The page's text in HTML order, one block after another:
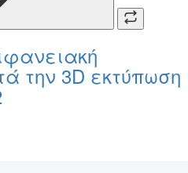
την 3D εκτύπωση